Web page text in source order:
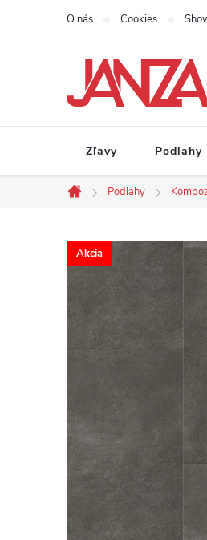
Prejsť na obsah
O nás Cookies
Zľavy Podlahy
Domov
Podlahy
Akcia